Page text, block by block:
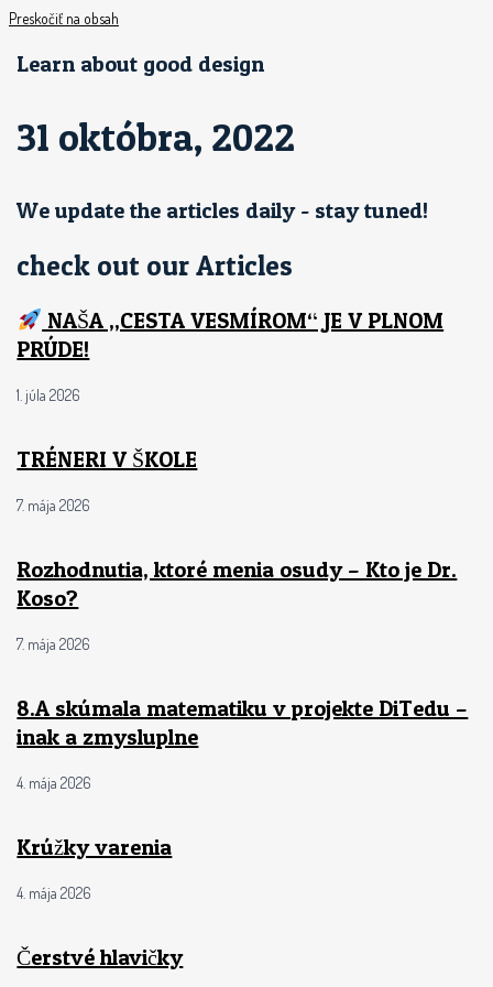
Preskočiť na obsah
Learn about good design
31 októbra, 2022
We update the articles daily - stay tuned!
check out our Articles
NAŠA „CESTA VESMÍROM“ JE V PLNOM
PRÚDE!
1. júla 2026
TRÉNERI V ŠKOLE
7. mája 2026
Rozhodnutia, ktoré menia osudy – Kto je Dr.
Koso?
7. mája 2026
8.A skúmala matematiku v projekte DiTedu –
inak a zmysluplne
4. mája 2026
Krúžky varenia
4. mája 2026
Čerstvé hlavičky